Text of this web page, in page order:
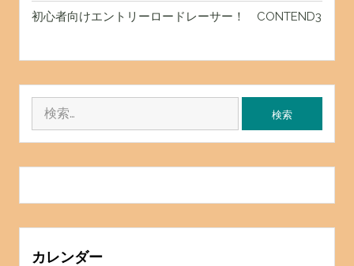
初心者向けエントリーロードレーサー！ CONTEND3
カレンダー